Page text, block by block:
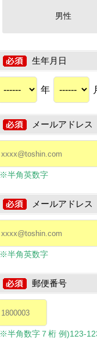
男性
生年月日
年
メールアドレス
※半角英数字
メールアドレス
※半角英数字
郵便番号
※半角数字７桁 例)123-